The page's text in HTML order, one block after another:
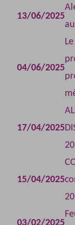
13/06/2025
04/06/2025
17/04/2025
15/04/2025
03/02/2025